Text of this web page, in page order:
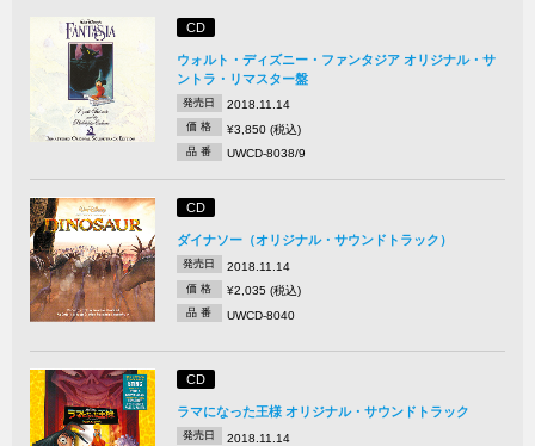
CD
ウォルト・ディズニー・ファンタジア オリジナル・サ
ントラ・リマスター盤
発売日 2018.11.14
価 格 ¥3,850 (税込)
品 番 UWCD-8038/9
CD
ダイナソー（オリジナル・サウンドトラック）
発売日 2018.11.14
価 格 ¥2,035 (税込)
品 番 UWCD-8040
CD
ラマになった王様 オリジナル・サウンドトラック
発売日 2018.11.14